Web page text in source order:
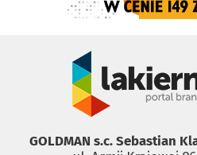
GOLDMAN s.c. Sebastian